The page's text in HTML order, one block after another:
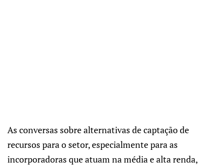
As conversas sobre alternativas de captação de
recursos para o setor, especialmente para as
incorporadoras que atuam na média e alta renda,